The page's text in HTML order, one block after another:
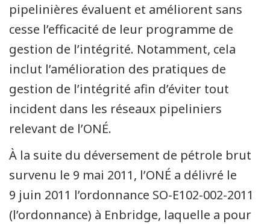
pipelinières évaluent et améliorent sans
cesse l’efficacité de leur programme de
gestion de l’intégrité. Notamment, cela
inclut l’amélioration des pratiques de
gestion de l’intégrité afin d’éviter tout
incident dans les réseaux pipeliniers
relevant de l’ONÉ.
À la suite du déversement de pétrole brut
survenu le 9 mai 2011, l’ONÉ a délivré le
9 juin 2011 l’ordonnance SO-E102-002-2011
(l’ordonnance) à Enbridge, laquelle a pour